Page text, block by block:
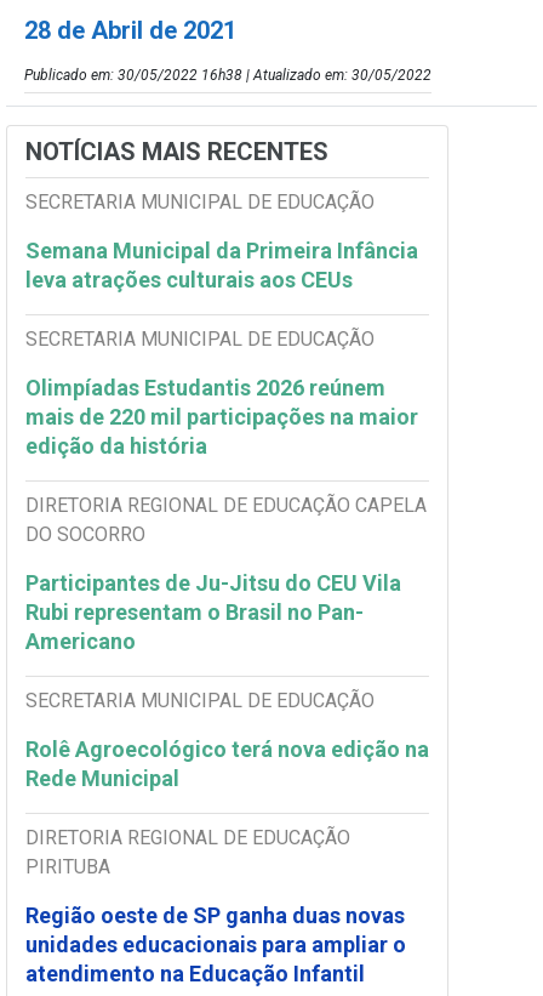
28 de Abril de 2021
Publicado em: 30/05/2022 16h38 | Atualizado em: 30/05/2022
NOTÍCIAS MAIS RECENTES
SECRETARIA MUNICIPAL DE EDUCAÇÃO
Semana Municipal da Primeira Infância
leva atrações culturais aos CEUs
SECRETARIA MUNICIPAL DE EDUCAÇÃO
Olimpíadas Estudantis 2026 reúnem
mais de 220 mil participações na maior
edição da história
DIRETORIA REGIONAL DE EDUCAÇÃO CAPELA
DO SOCORRO
Participantes de Ju-Jitsu do CEU Vila
Rubi representam o Brasil no Pan-
Americano
SECRETARIA MUNICIPAL DE EDUCAÇÃO
Rolê Agroecológico terá nova edição na
Rede Municipal
DIRETORIA REGIONAL DE EDUCAÇÃO
PIRITUBA
Região oeste de SP ganha duas novas
unidades educacionais para ampliar o
atendimento na Educação Infantil